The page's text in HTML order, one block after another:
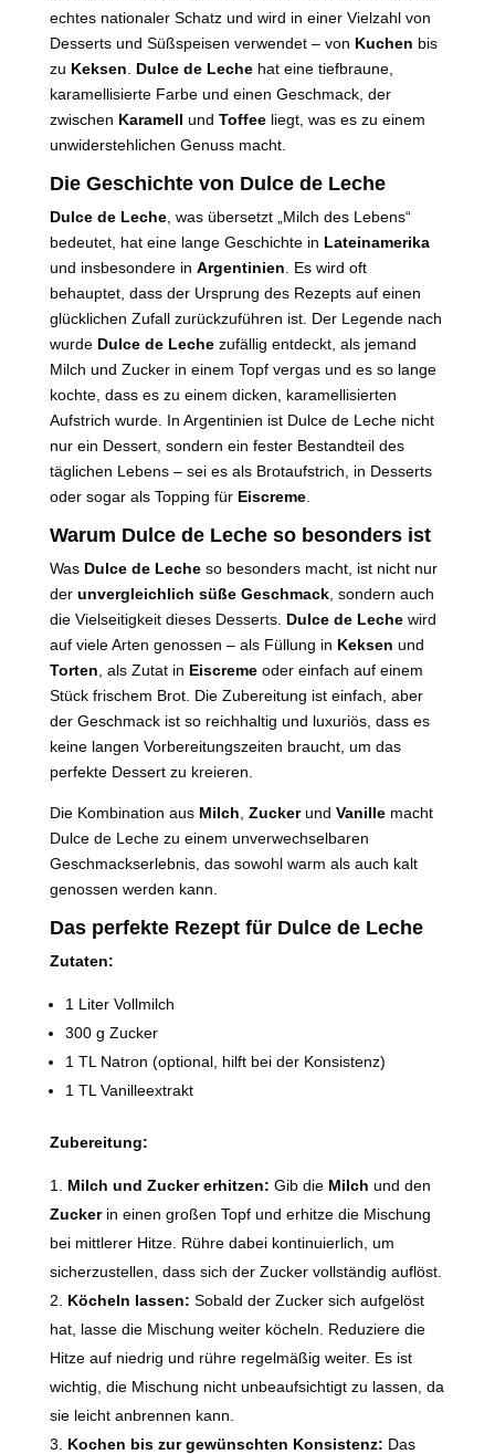
echtes nationaler Schatz und wird in einer Vielzahl von
Desserts und Süßspeisen verwendet – von Kuchen bis
zu Keksen Dulce de Lechehat eine tiefbraune,
karamellisierte Farbe und einen Geschmack, der
zwischen Karamell und Toffeeliegt, was es zu einem
unwiderstehlichen Genuss macht.
Die Geschichte von Dulce de Leche
Dulce de Leche, was übersetzt „Milch des Lebens“
bedeutet, hat eine lange Geschichte in Lateinamerika
und insbesondere in Argentinien . Es wird oft
behauptet, dass der Ursprung des Rezepts auf einen
glücklichen Zufall zurückzuführen ist. Der Legende nach
wurde Dulce de Lechezufällig entdeckt, als jemand
Milch und Zucker in einem Topf vergas und es so lange
kochte, dass es zu einem dicken, karamellisierten
Aufstrich wurde. In Argentinien ist Dulce de Leche nicht
nur ein Dessert, sondern ein fester Bestandteil des
täglichen Lebens – sei es als Brotaufstrich, in Desserts
oder sogar als Topping für Eiscreme.
Warum Dulce de Leche so besonders ist
Was Dulce de Lecheso besonders macht, ist nicht nur
der unvergleichlich süße Geschmack, sondern auch
die Vielseitigkeit dieses Desserts. Dulce de Lechewird
auf viele Arten genossen – als Füllung in Keksen und
Torten , als Zutat in Eiscremeoder einfach auf einem
Stück frischem Brot. Die Zubereitung ist einfach, aber
der Geschmack ist so reichhaltig und luxuriös, dass es
keine langen Vorbereitungszeiten braucht, um das
perfekte Dessert zu kreieren.
Die Kombination aus Milch Zuckerund Vanillemacht
Dulce de Leche zu einem unverwechselbaren
Geschmackserlebnis, das sowohl warm als auch kalt
genossen werden kann.
Das perfekte Rezept für Dulce de Leche
Zutaten:
1 Liter Vollmilch
300 g Zucker
1 TL Natron (optional, hilft bei der Konsistenz)
1 TL Vanilleextrakt
Zubereitung:
Milch und Zucker erhitzen: Gib die Milch und den
Zuckerin einen großen Topf und erhitze die Mischung
bei mittlerer Hitze. Rühre dabei kontinuierlich, um
sicherzustellen, dass sich der Zucker vollständig auflöst.
Köcheln lassen: Sobald der Zucker sich aufgelöst
hat, lasse die Mischung weiter köcheln. Reduziere die
Hitze auf niedrig und rühre regelmäßig weiter. Es ist
wichtig, die Mischung nicht unbeaufsichtigt zu lassen, da
sie leicht anbrennen kann.
Kochen bis zur gewünschten Konsistenz: Das